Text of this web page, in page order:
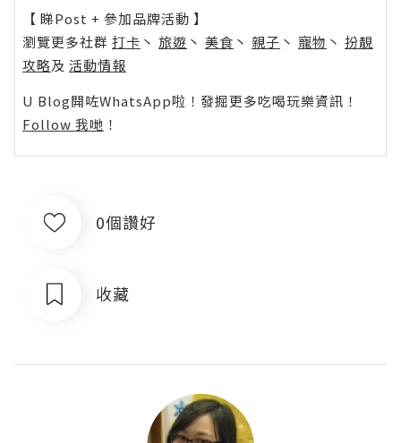
【 睇Post + 參加品牌活動 】
瀏覽更多社群 打卡 丶 旅遊 丶 美食 丶 親子 丶 寵物 丶 扮靚
攻略及 活動情報
U Blog開咗WhatsApp啦！發掘更多吃喝玩樂資訊！
Follow 我哋 ！
0個讚好
收藏